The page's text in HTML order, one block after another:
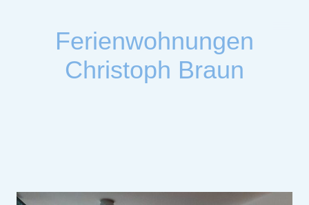
Ferienwohnungen
Christoph Braun